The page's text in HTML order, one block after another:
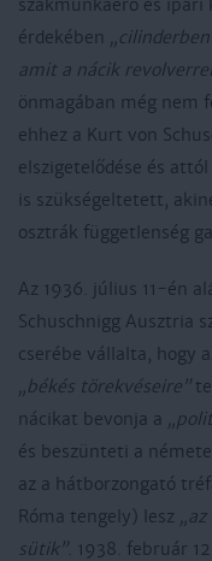
szakmunkaerő és
érdekében
amit a nácik
önmagában még nem
ehhez a Kurt von
elszigetelődése és
is szükségeltetett,
osztrák függetlenség
Az 1936. július 11-én
Schuschnigg Ausztria
cserébe vállalta, hogy
„békés törekvéseire”
nácikat bevonja a
és beszünteti a
az a hátborzongató
Róma tengely) lesz
sütik”. 1938. február